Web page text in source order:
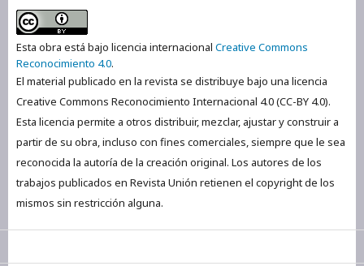
Esta obra está bajo licencia internacional Creative Commons
Reconocimiento 4.0.
El material publicado en la revista se distribuye bajo una licencia
Creative Commons Reconocimiento Internacional 4.0 (CC-BY 4.0).
Esta licencia permite a otros distribuir, mezclar, ajustar y construir a
partir de su obra, incluso con fines comerciales, siempre que le sea
reconocida la autoría de la creación original. Los autores de los
trabajos publicados en Revista Unión retienen el copyright de los
mismos sin restricción alguna.